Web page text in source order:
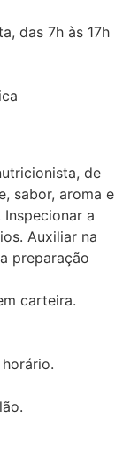
das 7h às 17h
de
sabor, aroma e
a
Auxiliar na
preparação
carteira.